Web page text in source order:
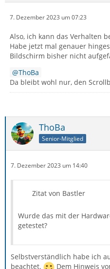
7. Dezember 2023 um 07:23
Also, ich kann das Verhalten
Habe jetzt mal genauer
Bildschirm bisher nicht
ThoBa
Da bleibt wohl nur, den
ThoBa
Senior-Mitglied
7. Dezember 2023 um 14:40
Zitat von Bastler
Wurde das mit der
getestet?
Selbstverständlich habe ich
beachtet.
Dem Hinweis